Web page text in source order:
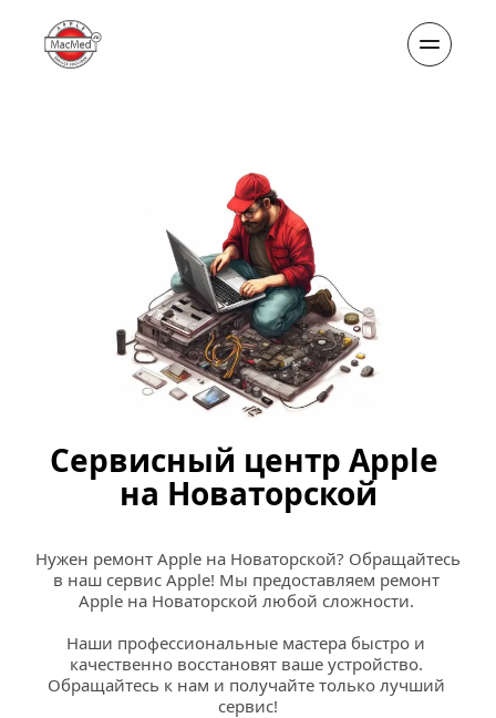
Сервисный центр Apple
на Новаторской
Нужен ремонт Apple на Новаторской? Обращайтесь
в наш сервис Apple! Мы предоставляем ремонт
Apple на Новаторской любой сложности.
Наши профессиональные мастера быстро и
качественно восстановят ваше устройство.
Обращайтесь к нам и получайте только лучший
сервис!